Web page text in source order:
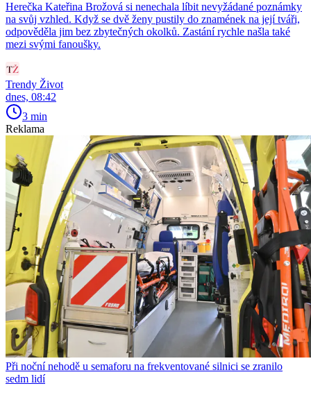
Herečka Kateřina Brožová si nenechala líbit nevyžádané poznámky
na svůj vzhled. Když se dvě ženy pustily do znamének na její tváři,
odpověděla jim bez zbytečných okolků. Zastání rychle našla také
mezi svými fanoušky.
Trendy Život
dnes, 08:42
3 min
Reklama
Při noční nehodě u semaforu na frekventované silnici se zranilo
sedm lidí